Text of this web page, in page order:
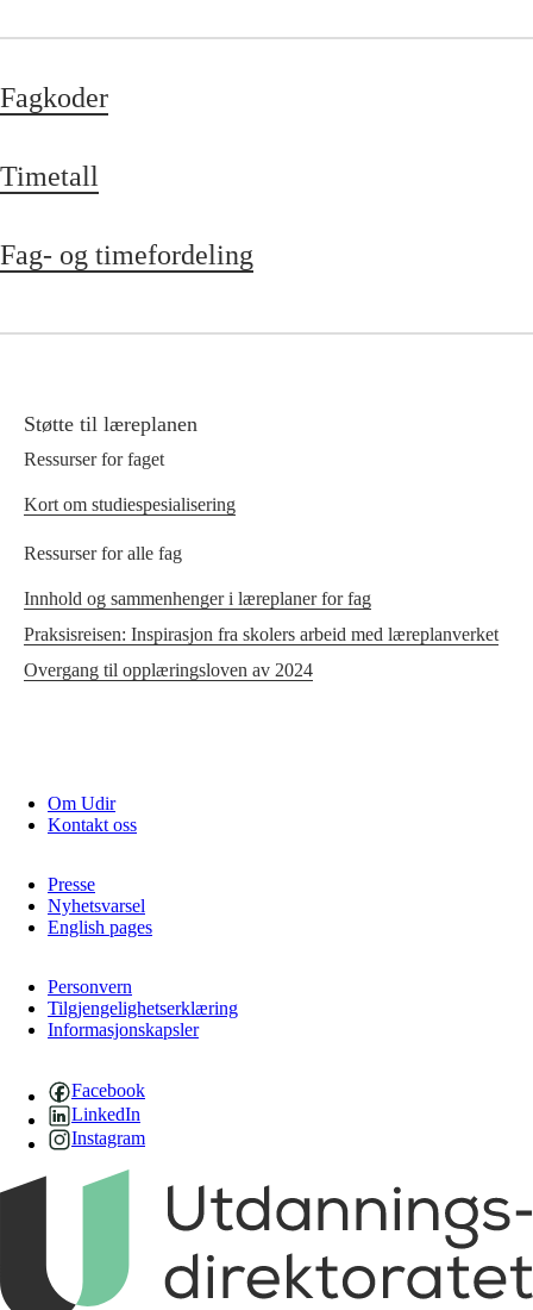
Fagkoder
Timetall
Fag- og timefordeling
Støtte til læreplanen
Ressurser for faget
Kort om studiespesialisering
Ressurser for alle fag
Innhold og sammenhenger i læreplaner for fag
Praksisreisen: Inspirasjon fra skolers arbeid med læreplanverket
Overgang til opplæringsloven av 2024
Om Udir
Kontakt oss
Presse
Nyhetsvarsel
English pages
Personvern
Tilgjengelighetserklæring
Informasjonskapsler
Facebook
LinkedIn
Instagram